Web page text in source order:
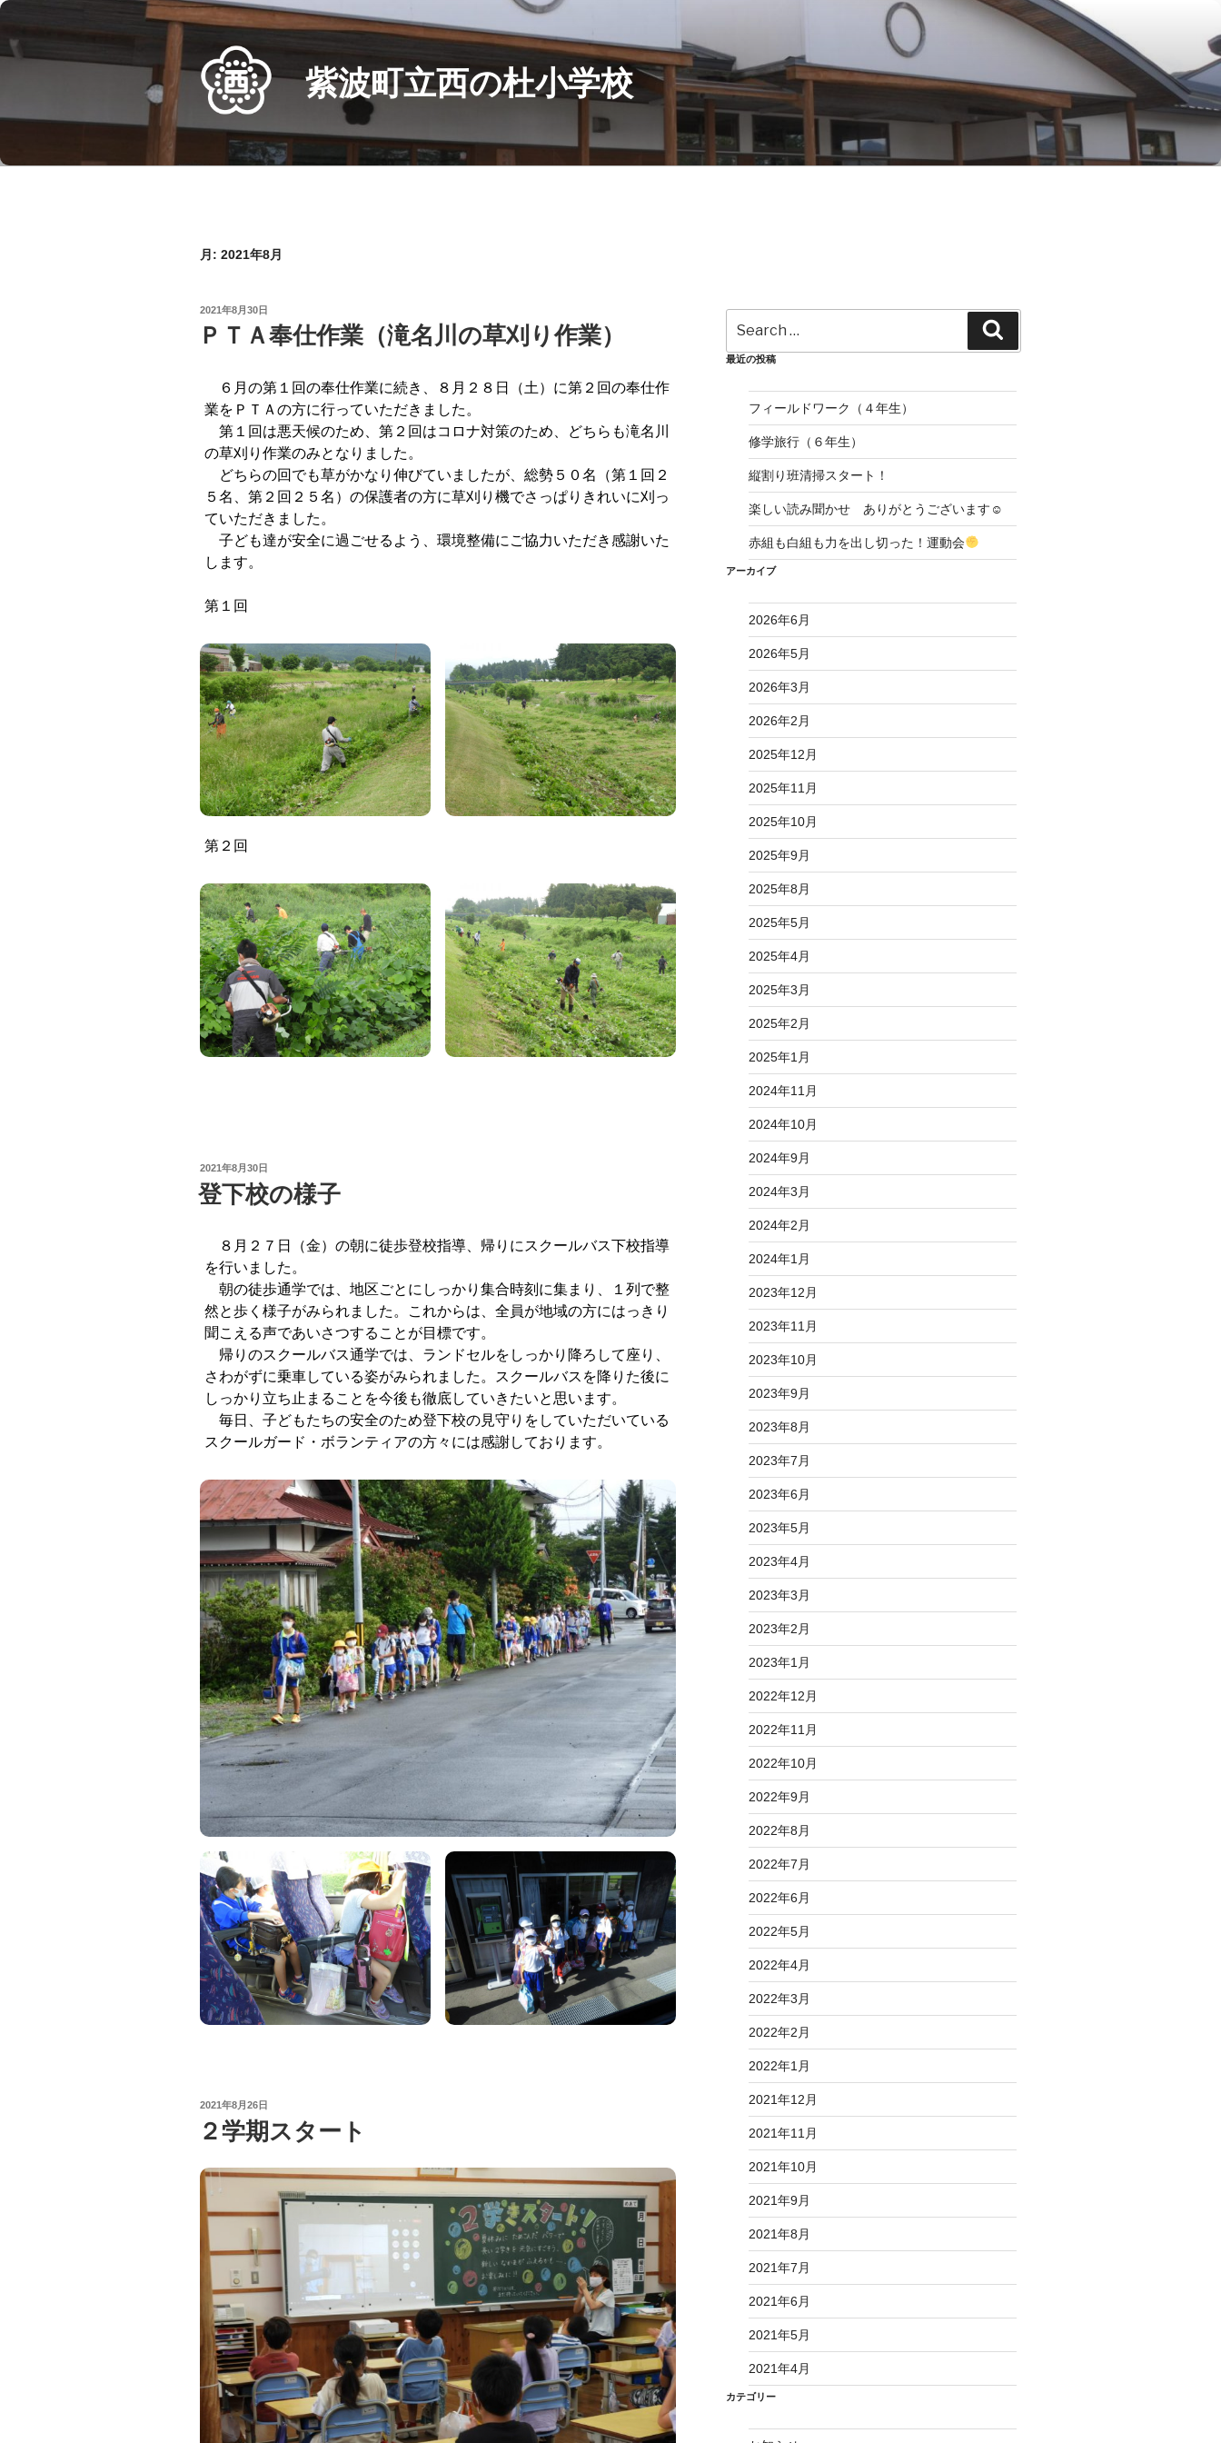
Skip
content
紫波町立西の杜小学校
月: 2021年8月
POSTED
2021年8月30日
ＰＴＡ奉仕作業（滝名川の草刈り作業）
６月の第１回の奉仕作業に続き、８月２８日（土）に第２回の奉仕作
業をＰＴＡの方に行っていただきました。
第１回は悪天候のため、第２回はコロナ対策のため、どちらも滝名川
の草刈り作業のみとなりました。
どちらの回でも草がかなり伸びていましたが、総勢５０名（第１回２
５名、第２回２５名）の保護者の方に草刈り機でさっぱりきれいに刈っ
ていただきました。
子ども達が安全に過ごせるよう、環境整備にご協力いただき感謝いた
します。
第１回
第２回
POSTED
ON
2021年8月30日
登下校の様子
８月２７日（金）の朝に徒歩登校指導、帰りにスクールバス下校指導
を行いました。
朝の徒歩通学では、地区ごとにしっかり集合時刻に集まり、１列で整
然と歩く様子がみられました。これからは、全員が地域の方にはっきり
聞こえる声であいさつすることが目標です。
帰りのスクールバス通学では、ランドセルをしっかり降ろして座り、
さわがずに乗車している姿がみられました。スクールバスを降りた後に
しっかり立ち止まることを今後も徹底していきたいと思います。
毎日、子どもたちの安全のため登下校の見守りをしていただいている
スクールガード・ボランティアの方々には感謝しております。
POSTED
2021年8月26日
２学期スタート
for:
最近の投稿
フィールドワーク（４年生）
修学旅行（６年生）
縦割り班清掃スタート！
楽しい読み聞かせ ありがとうございます☺
赤組も白組も力を出し切った！運動会
アーカイブ
2026年6月
2026年5月
2026年3月
2026年2月
2025年12月
2025年11月
2025年10月
2025年9月
2025年8月
2025年5月
2025年4月
2025年3月
2025年2月
2025年1月
2024年11月
2024年10月
2024年9月
2024年3月
2024年2月
2024年1月
2023年12月
2023年11月
2023年10月
2023年9月
2023年8月
2023年7月
2023年6月
2023年5月
2023年4月
2023年3月
2023年2月
2023年1月
2022年12月
2022年11月
2022年10月
2022年9月
2022年8月
2022年7月
2022年6月
2022年5月
2022年4月
2022年3月
2022年2月
2022年1月
2021年12月
2021年11月
2021年10月
2021年9月
2021年8月
2021年7月
2021年6月
2021年5月
2021年4月
カテゴリー